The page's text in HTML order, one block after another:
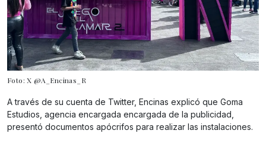
Foto: X @A_Encinas_R
A través de su cuenta de Twitter, Encinas explicó que Goma
Estudios, agencia encargada encargada de la publicidad,
presentó documentos apócrifos para realizar las instalaciones.